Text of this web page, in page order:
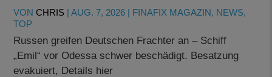
VONCHRIS |AUG. 7, 2026 | FINAFIX MAGAZIN, NEWS,
TOP
Russen greifen Deutschen Frachter an – Schiff
„Emil“ vor Odessa schwer beschädigt. Besatzung
evakuiert, Details hier